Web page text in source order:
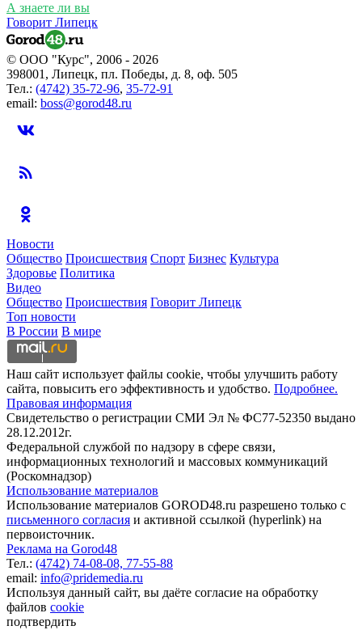
А знаете ли вы
Говорит Липецк
© ООО "Курс", 2006 - 2026
398001, Липецк, пл. Победы, д. 8, оф. 505
Тел.: (4742) 35-72-96, 35-72-91
email: boss@gorod48.ru
Новости
Общество Происшествия Спорт Бизнес Культура
Здоровье Политика
Видео
Общество Происшествия Говорит Липецк
Топ новости
В России В мире
Наш сайт использует файлы cookie, чтобы улучшить работу
сайта, повысить его эффективность и удобство. Подробнее.
Правовая информация
Свидетельство о регистрации СМИ Эл № ФС77-52350 выдано
28.12.2012г.
Федеральной службой по надзору в сфере связи,
информационных технологий и массовых коммуникаций
(Роскомнадзор)
Использование материалов
Использование материалов GOROD48.ru разрешено только с
письменного согласия и активной ссылкой (hyperlink) на
первоисточник.
Реклама на Gorod48
Тел.: (4742) 74-08-08, 77-55-88
email: info@pridemedia.ru
Используя данный сайт, вы даёте согласие на обработку
файлов cookie
подтвердить